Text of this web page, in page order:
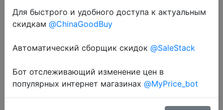
Промокод:"IFPU63S9"
Перейти в магазин
Для быстрого и удобного доступа к актуальным
скидкам @ChinaGoodBuy
Автоматический сборщик скидок @SaleStack
Бот отслеживающий изменение цен в
популярных интернет магазинах @MyPrice_bot